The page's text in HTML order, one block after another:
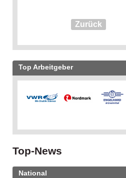
Zurück
Top Arbeitgeber
Top-News
National